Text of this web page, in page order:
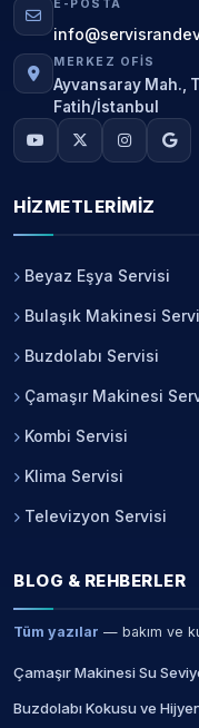
E-POSTA
MERKEZ OFIS
Ayvansaray Mah.,
Fatih/İstanbul
HIZMETLERIMIZ
Beyaz Eşya Servisi
Bulaşık Makinesi
Buzdolabı Servisi
Çamaşır Makinesi
Kombi Servisi
Klima Servisi
Televizyon Servisi
BLOG & REHBERLER
Tüm yazılar — bakım ve
Çamaşır Makinesi Su
Buzdolabı Kokusu ve